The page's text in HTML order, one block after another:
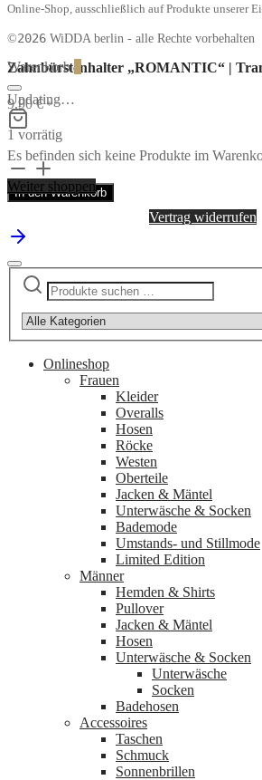
Zahnbürstenhalter „ROMANTIC“ |
9,90€ *
1 vorrätig
Zahnbürstenhalter
„ROMANTIC“
|
In den Warenkorb
Online-Shop, ausschließlich auf Produkte unserer
©2026 WiDDA berlin - alle Rechte vorbehalten
Warenkorb
Updating…
Es befinden sich keine Produkte im
Weiter shoppen
Vertrag widerrufen
Suchen
nach:
Onlineshop
Frauen
Kleider
Overalls
Hosen
Röcke
Westen
Oberteile
Jacken & Mäntel
Unterwäsche & Socken
Bademode
Umstands- und Stillmode
Limited Edition
Männer
Hemden & Shirts
Pullover
Jacken & Mäntel
Hosen
Unterwäsche & Socken
Unterwäsche
Socken
Badehosen
Accessoires
Taschen
Schmuck
Sonnenbrillen